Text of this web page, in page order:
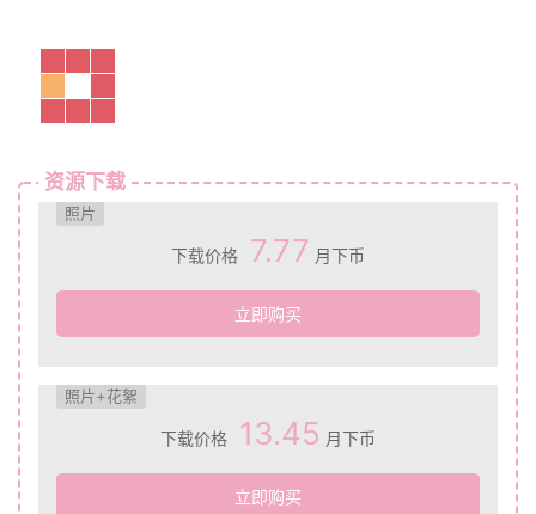
资源下载
照片
下载价格 7.77 月下币
立即购买
照片+花絮
下载价格 13.45 月下币
立即购买